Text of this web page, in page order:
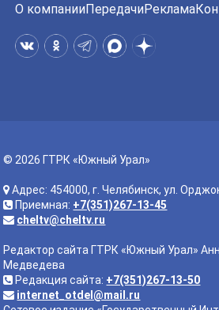
О компанииПередачиРеклама
© 2026 ГТРК «Южный Урал»
Адрес: 454000, г. Челябинск, ул.
Приемная: +7(351)267-13-45
cheltv@cheltv.ru
Редактор сайта ГТРК «Южный Урал»
Медведева
Редакция сайта: +7(351)267-13-50
internet_otdel@mail.ru